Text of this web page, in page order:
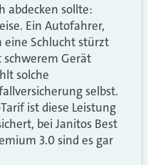
abdecken sollte:
Ein Autofahrer,
eine Schlucht stürzt
Gerät
solche
selbst.
ist diese Leistung
bei Janitos Best
3.0 sind es gar